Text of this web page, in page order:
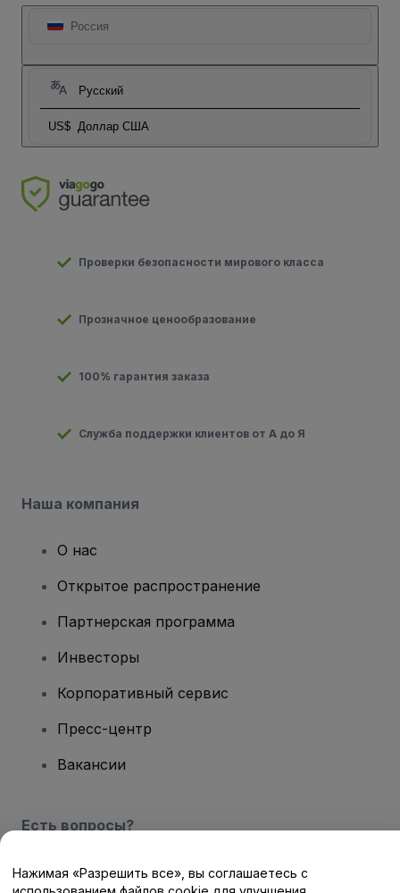
Россия
Русский
US$ Доллар США
Проверки безопасности мирового класса
Прозначное ценообразование
100% гарантия заказа
Служба поддержки клиентов от А до Я
Наша компания
О нас
Открытое распространение
Партнерская программа
Инвесторы
Корпоративный сервис
Пресс-центр
Вакансии
Есть вопросы?
Центр помощи / Свяжитесь с нами
Нажимая «Разрешить все», вы соглашаетесь с